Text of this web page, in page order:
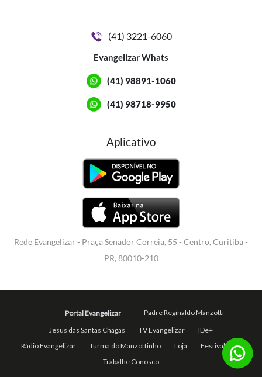
(41) 3221-6060
Evangelizar Whats
(41) 98891-1060
(41) 98718-9950
Aplicativo
Rede Evangelizar - Praça Senador Correia, 55 - Centro, Curitiba -
PR, 80010-210